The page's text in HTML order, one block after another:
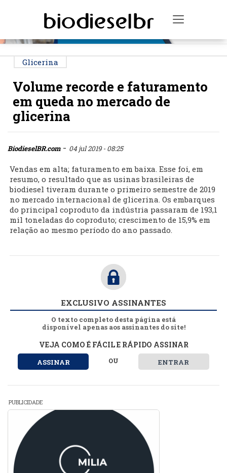
Toggle
Glicerina
Volume recorde e faturamento
em queda no mercado de
glicerina
BiodieselBR.com- 04 jul 2019 - 08:25
Vendas em alta; faturamento em baixa. Esse foi, em
resumo, o resultado que as usinas brasileiras de
biodiesel tiveram durante o primeiro semestre de 2019
no mercado internacional de glicerina. Os embarques
do principal coproduto da indústria passaram de 193,1
mil toneladas do coproduto; crescimento de 15,9% em
relação ao mesmo período do ano passado.
EXCLUSIVO ASSINANTES
O texto completo desta página está
disponível apenas aos assinantes do site!
VEJA COMO É FÁCIL E RÁPIDO ASSINAR
ASSINAR OU ENTRAR
PUBLICIDADE